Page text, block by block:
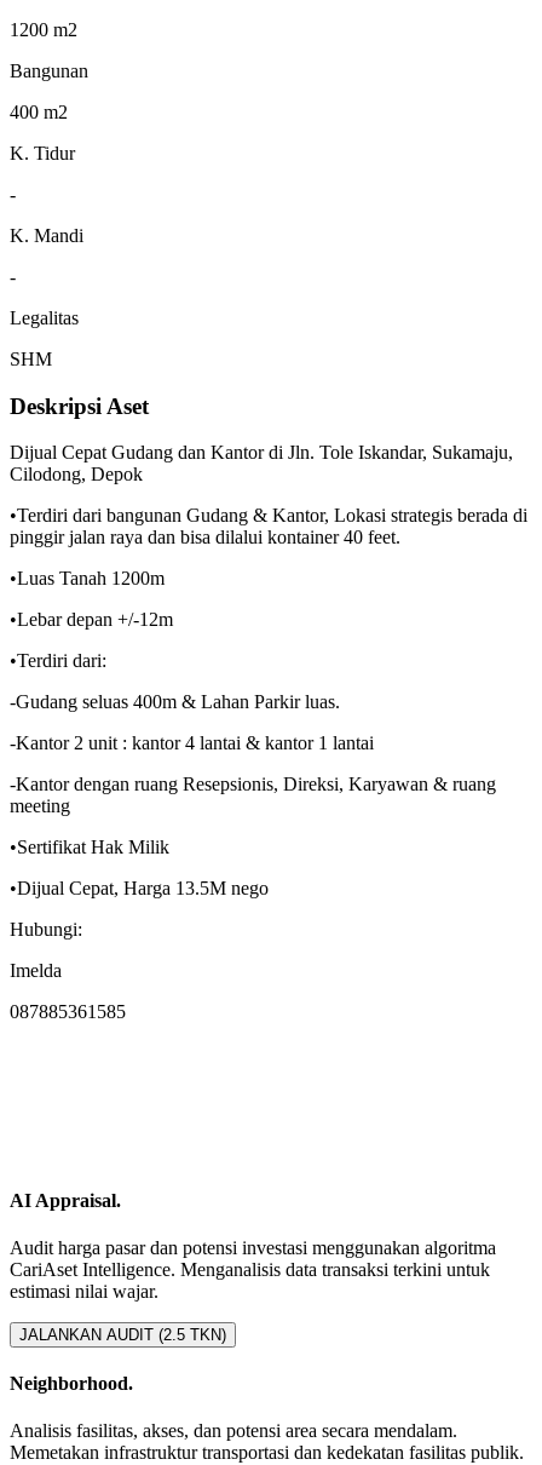
1200 m2
Bangunan
400 m2
K. Tidur
-
K. Mandi
-
Legalitas
SHM
Deskripsi Aset
Dijual Cepat Gudang dan Kantor di Jln. Tole Iskandar, Sukamaju,
Cilodong, Depok
•Terdiri dari bangunan Gudang & Kantor, Lokasi strategis berada di
pinggir jalan raya dan bisa dilalui kontainer 40 feet.
•Luas Tanah 1200m
•Lebar depan +/-12m
•Terdiri dari:
-Gudang seluas 400m & Lahan Parkir luas.
-Kantor 2 unit : kantor 4 lantai & kantor 1 lantai
-Kantor dengan ruang Resepsionis, Direksi, Karyawan & ruang
meeting
•Sertifikat Hak Milik
•Dijual Cepat, Harga 13.5M nego
Hubungi:
Imelda
087885361585
AI Appraisal.
Audit harga pasar dan potensi investasi menggunakan algoritma
CariAset Intelligence. Menganalisis data transaksi terkini untuk
estimasi nilai wajar.
JALANKAN AUDIT (2.5 TKN)
Neighborhood.
Analisis fasilitas, akses, dan potensi area secara mendalam.
Memetakan infrastruktur transportasi dan kedekatan fasilitas publik.